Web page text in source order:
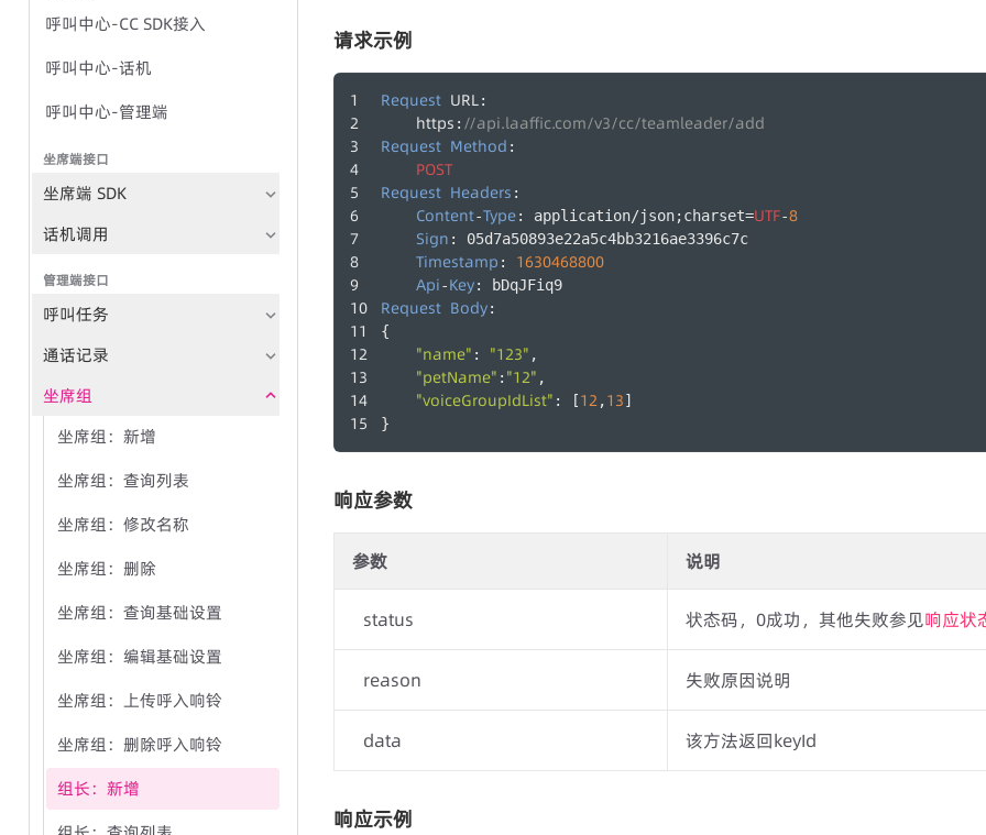
群呼任务
TTS
群呼记录
语音文件管理
呼叫中心-CC SDK接入
呼叫中心-话机
呼叫中心-管理端
坐席端接口
坐席端 SDK
话机调用
管理端接口
呼叫任务
通话记录
坐席组
坐席组：新增
坐席组：查询列表
坐席组：修改名称
坐席组：删除
坐席组：查询基础设置
坐席组：编辑基础设置
坐席组：上传呼入响铃
坐席组：删除呼入响铃
组长：新增
请求示例
Request URL:
https : //api.laaffic.com/v3/cc/teamleader/add
Request Method :
POST
Request Headers :
Content-Type: application/json;charset=UTF-8
Sign : 05d7a50893e22a5c4bb3216ae3396c7c
Timestamp : 1630468800
Api-Key: bDqJFiq9
Request Body:
{
"name" : "123" ,
"petName" : "12" ,
"voiceGroupIdList" : [12,13]
}
响应参数
参数 说明
status 状态码，0成功，其他失败参见响应状
reason 失败原因说明
data 该方法返回keyId
响应示例